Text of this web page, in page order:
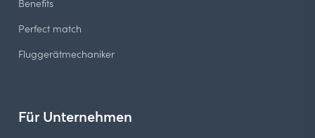
Benefits
Perfect match
Fluggerätmechaniker
Für Unternehmen